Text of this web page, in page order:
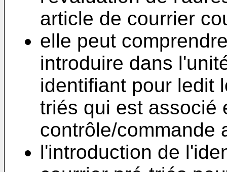
article de courrier
elle peut
introduire dans
identifiant pour ledit
triés qui est associé
contrôle/commande
l'introduction de